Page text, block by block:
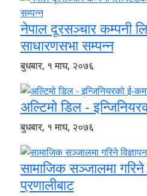
नेपाल दूरसञ्चार कम्पनी
साधारणसभा सम्पन्न
बुधबार, १ माघ, २०७६
अल्टिमो डिल -
बुधबार, १ माघ, २०७६
सामाजिक सञ्जालमा
प्रणालीबाट